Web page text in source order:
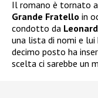
Il romano è tornato
Grande Fratello in
condotto da
una lista di nomi e
decimo posto ha
scelta ci sarebbe un